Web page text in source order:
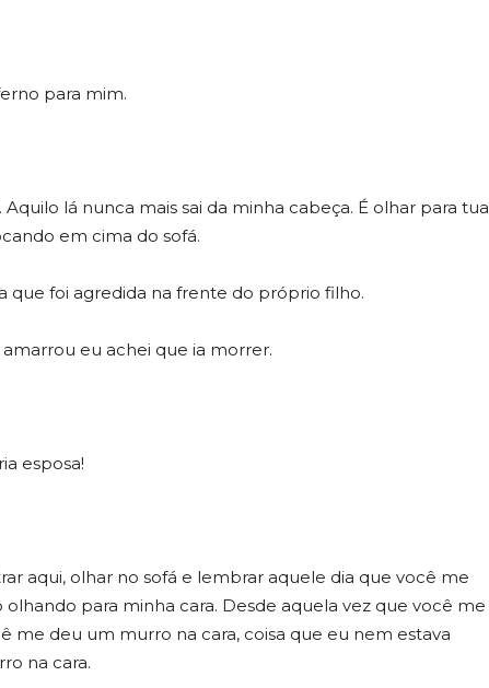
para mim.
lá nunca mais sai da minha cabeça. É olhar para tua
em cima do sofá.
que foi agredida na frente do próprio filho.
eu achei que ia morrer.
esposa!
aqui, olhar no sofá e lembrar aquele dia que você me
para minha cara. Desde aquela vez que você me
me deu um murro na cara, coisa que eu nem estava
na cara.